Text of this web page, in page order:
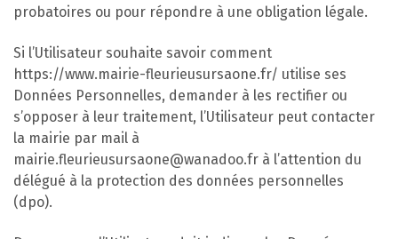
probatoires ou pour répondre à une obligation légale.
Si l’Utilisateur souhaite savoir comment
https://www.mairie-fleurieusursaone.fr/ utilise ses
Données Personnelles, demander à les rectifier ou
s’opposer à leur traitement, l’Utilisateur peut contacter
la mairie par mail à
mairie.fleurieusursaone@wanadoo.fr à l’attention du
délégué à la protection des données personnelles
(dpo).